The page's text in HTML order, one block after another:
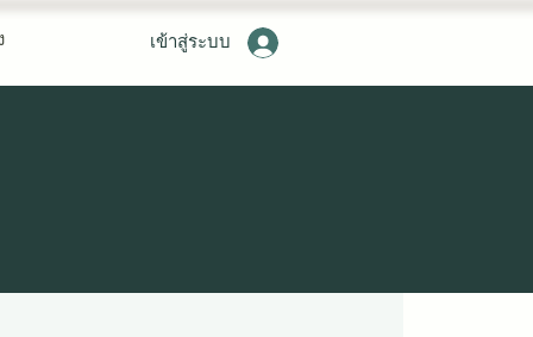
เข้าสู่ระบบ